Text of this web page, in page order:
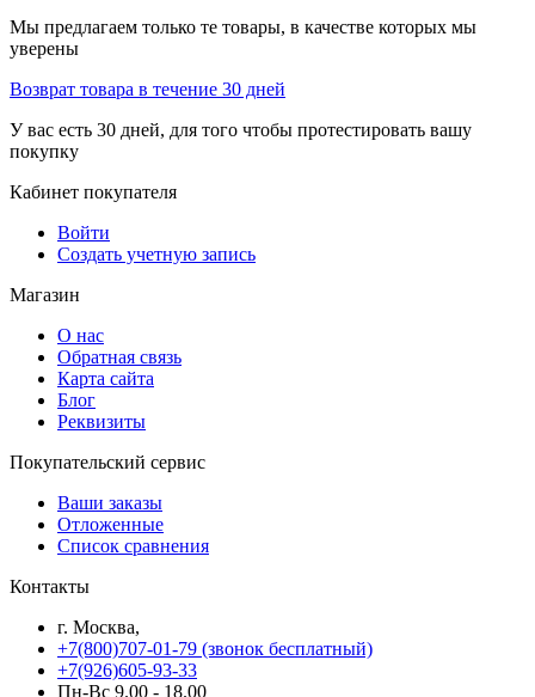
Мы предлагаем только те товары, в качестве которых мы
уверены
Возврат товара в течение 30 дней
У вас есть 30 дней, для того чтобы протестировать вашу
покупку
Кабинет покупателя
Войти
Создать учетную запись
Магазин
О нас
Обратная связь
Карта сайта
Блог
Реквизиты
Покупательский сервис
Ваши заказы
Отложенные
Список сравнения
Контакты
г. Москва,
+7(800)707-01-79 (звонок бесплатный)
+7(926)605-93-33
Пн-Вс 9.00 - 18.00